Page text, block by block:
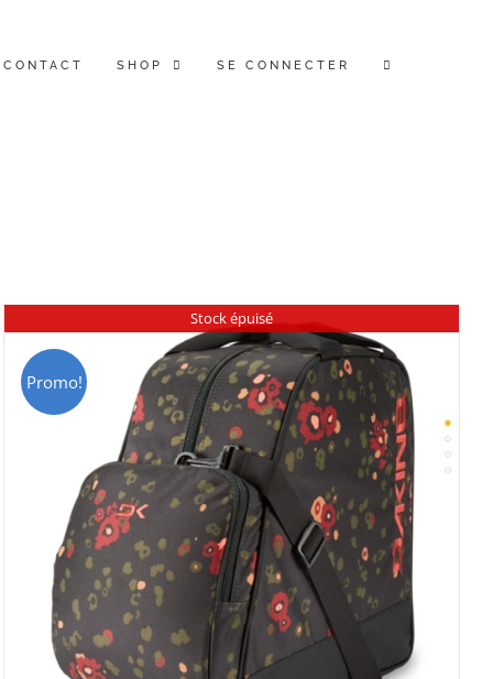
CONTACT SHOP SE CONNECTER
Stock épuisé
Promo!